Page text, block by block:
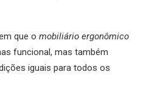
que o mobiliário ergonômico
funcional, mas também
iguais para todos os